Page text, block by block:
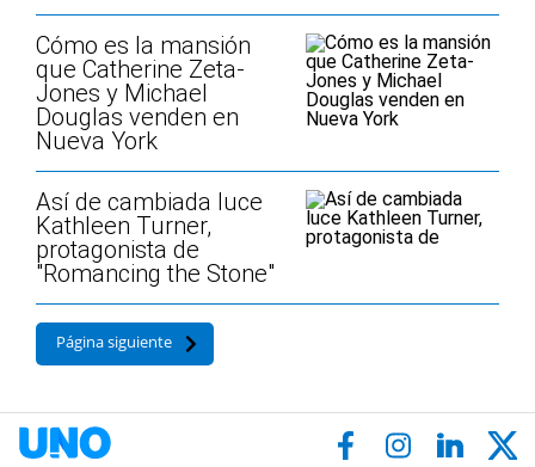
Cómo es la mansión
que Catherine Zeta-
Jones y Michael
Douglas venden en
Nueva York
Así de cambiada luce
Kathleen Turner,
protagonista de
"Romancing the Stone"
Página siguiente